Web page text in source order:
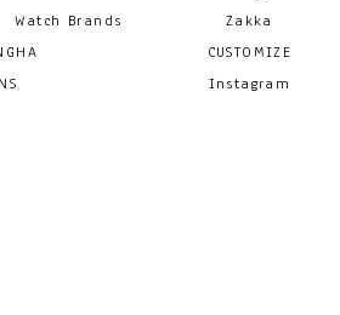
Watch Brands
NS
Zakka
CUSTOMIZE
Instagram